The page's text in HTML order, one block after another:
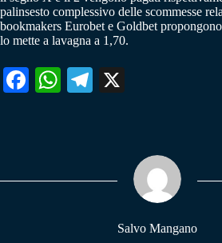
palinsesto complessivo delle scommesse
bookmakers Eurobet e Goldbet
lo mette a lavagna a 1,70.
Fa W
pp
Te
m
Salvo Mangano